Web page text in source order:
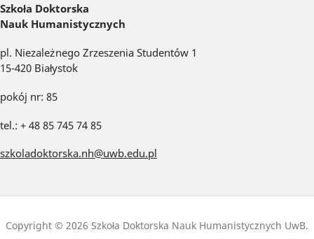
Szkoła Doktorska
Nauk Humanistycznych
pl. Niezależnego Zrzeszenia Studentów 1
15-420 Białystok
pokój nr: 85
tel.: + 48 85 745 74 85
szkoladoktorska.nh@uwb.edu.pl
Copyright © 2026 Szkoła Doktorska Nauk Humanistycznych UwB.